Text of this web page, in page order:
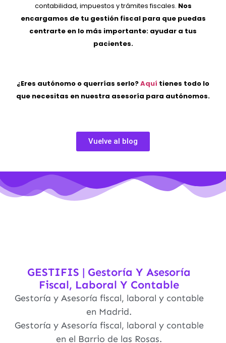
contabilidad, impuestos y trámites fiscales. Nos
encargamos de tu gestión fiscal para que puedas
centrarte en lo más importante: ayudar a tus
pacientes.
¿Eres autónomo o querrías serlo?Aquí tienes todo lo
que necesitas en nuestra asesoría para autónomos.
Vuelve al blog
GESTIFIS | Gestoría Y Asesoría
Fiscal, Laboral Y Contable
Gestoría y Asesoría fiscal, laboral y contable
en Madrid.
Gestoría y Asesoría fiscal, laboral y contable
en el Barrio de las Rosas.